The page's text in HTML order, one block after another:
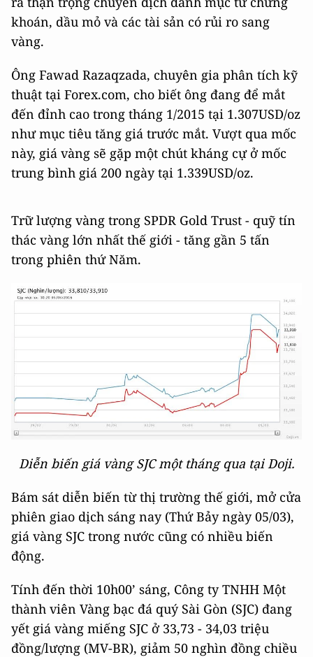
khoán, dầu mỏ và các tài sản có rủi ro sang
vàng.
Ông Fawad Razaqzada, chuyên gia phân tích kỹ
thuật tại Forex.com, cho biết ông đang để mắt
đến đỉnh cao trong tháng 1/2015 tại 1.307USD/oz
như mục tiêu tăng giá trước mắt. Vượt qua mốc
này, giá vàng sẽ gặp một chút kháng cự ở mốc
trung bình giá 200 ngày tại 1.339USD/oz.
Trữ lượng vàng trong SPDR Gold Trust - quỹ tín
thác vàng lớn nhất thế giới - tăng gần 5 tấn
trong phiên thứ Năm.
Diễn biến giá vàng SJC một tháng qua tại Doji.
Bám sát diễn biến từ thị trường thế giới, mở cửa
phiên giao dịch sáng nay (Thứ Bảy ngày 05/03),
giá vàng SJC trong nước cũng có nhiều biến
động.
Tính đến thời 10h00’ sáng, Công ty TNHH Một
thành viên Vàng bạc đá quý Sài Gòn (SJC) đang
yết giá vàng miếng SJC ở 33,73 - 34,03 triệu
đồng/lượng (MV-BR), giảm 50 nghìn đồng chiều